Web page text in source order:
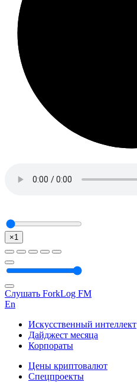
×1
Слушать ForkLog FM
En
Искусственный интеллект
Дайджест месяца
Корпораты
Цены криптовалют
Спецпроекты